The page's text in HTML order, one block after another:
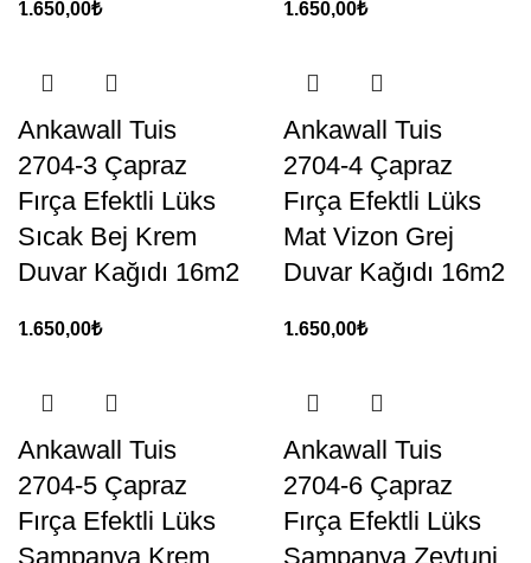
1.650,00₺ 1.650,00₺
Ankawall Tuis
2704-3 Çapraz
Fırça Efektli Lüks
Sıcak Bej Krem
Duvar Kağıdı 16m2
1.650,00₺
Ankawall Tuis
2704-4 Çapraz
Fırça Efektli Lüks
Mat Vizon Grej
Duvar Kağıdı 16m2
1.650,00₺
Ankawall Tuis
2704-5 Çapraz
Fırça Efektli Lüks
Şampanya Krem
Ankawall Tuis
2704-6 Çapraz
Fırça Efektli Lüks
Şampanya Zeytuni